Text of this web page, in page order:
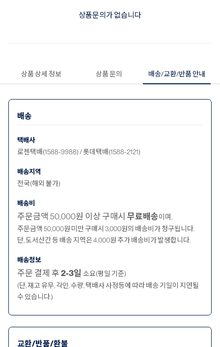
상품문의가 없습니다
상품 상세 정보 상품 문의 배송/교환/반품 안내
배송
택배사
로젠택배(1588-9988) / 롯데택배(1588-2121)
배송지역
전국(해외 불가)
배송비
주문금액 50,000원 이상 구매시 무료배송이며,
주문금액 50,000원 미만 구매시 3,000원의 배송비가 청구됩니다.
단, 도서산간 등 배송 지역은 4,000원 추가 배송비가 발생합니다.
배송정보
주문 결제 후2-3일 소요(평일 기준)
(단, 재고 유무, 각인, 수량, 택배사 사정등에 따라 배송 기일이 지연될
수 있습니다.)
교환/반품/환불